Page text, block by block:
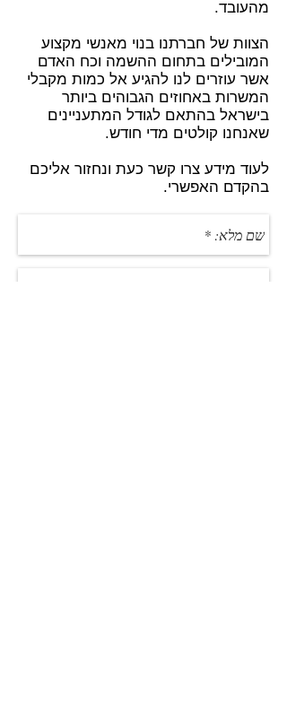
מהעובד.
הצוות של חברתנו בנוי מאנשי מקצוע
המובילים בתחום ההשמה וכח האדם
אשר עוזרים לנו להגיע אל כמות מקבלי
המשרות באחוזים הגבוהים ביותר
בישראל בהתאם לגודל המתעניינים
שאנחנו קולטים מדי חודש.
לעוד מידע צרו קשר כעת ונחזור אליכם
בהקדם האפשרי.